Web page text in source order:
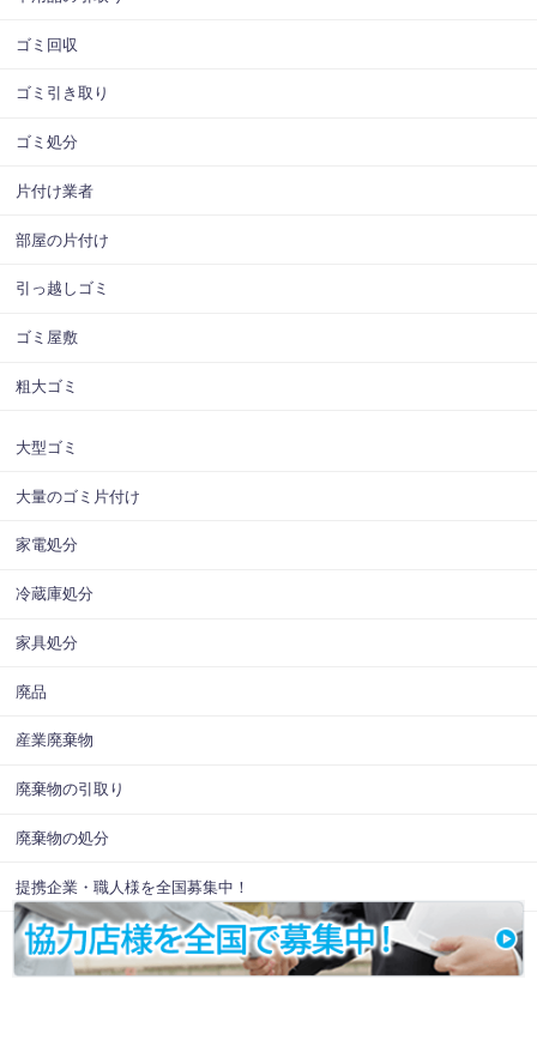
ゴミ回収
ゴミ引き取り
ゴミ処分
片付け業者
部屋の片付け
引っ越しゴミ
ゴミ屋敷
粗大ゴミ
大型ゴミ
大量のゴミ片付け
家電処分
冷蔵庫処分
家具処分
廃品
産業廃棄物
廃棄物の引取り
廃棄物の処分
提携企業・職人様を全国募集中！